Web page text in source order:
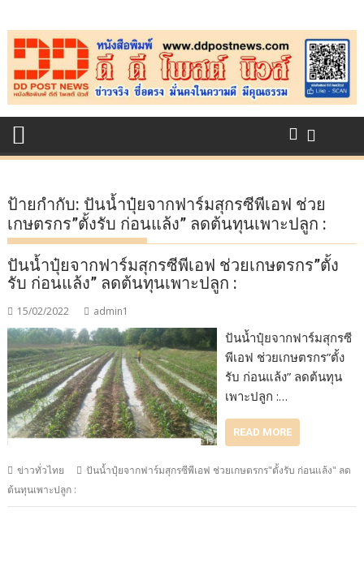
to
content
ป้ายกำกับ: ปันน้ำปุ๋ยจากฟาร์มสุกรซีพีเอฟ ช่วย
เกษตรกร”ตั้งรับ ก่อนแล้ง” ลดต้นทุนเพาะปลูก :
ปันน้ำปุ๋ยจากฟาร์มสุกรซีพีเอฟ ช่วยเกษตรกร”ตั้ง
รับ ก่อนแล้ง” ลดต้นทุนเพาะปลูก :
15/02/2022 admin1
ปันน้ำปุ๋ยจากฟาร์มสุกรซี
พีเอฟ ช่วยเกษตรกร”ตั้ง
รับ ก่อนแล้ง” ลดต้นทุน
เพาะปลูก :…
READ MORE
ข่าวทั่วไทย
ปันน้ำปุ๋ยจากฟาร์มสุกรซีพีเอฟ ช่วยเกษตรกร"ตั้งรับ ก่อนแล้ง" ลด
ต้นทุนเพาะปลูก :